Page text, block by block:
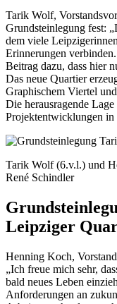
Tarik Wolf,
Grundsteinlegung fest:
dem viele
Erinnerungen
Beitrag dazu, dass hier
Das neue Quartier
Graphischem Viertel
Die herausragende
Projektentwicklungen in
Tarik Wolf (6.v.l.) und
René Schindler
Leipziger
Henning Koch,
„Ich freue mich sehr,
bald neues Leben
Anforderungen an